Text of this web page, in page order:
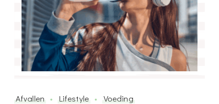
Afvallen Lifestyle Voeding